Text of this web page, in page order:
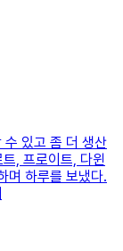
수 있고 좀 더 생산
, 프로이트, 다윈
며 하루를 보냈다.